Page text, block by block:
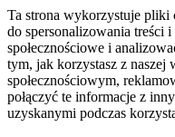
Ta strona wykorzystuje
do spersonalizowania treści
społecznościowe i
tym, jak korzystasz z naszej
społecznościowym,
połączyć te informacje z
uzyskanymi podczas